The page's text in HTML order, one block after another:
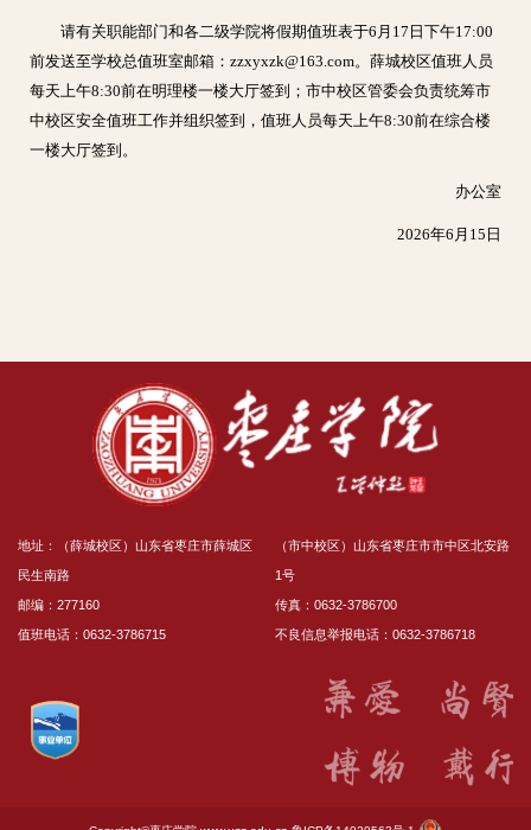
请有关职能部门和各二级学院将假期值班表于6月17日下午17:00
前发送至学校总值班室邮箱：zzxyxzk@163.com。薛城校区值班人员
每天上午8:30前在明理楼一楼大厅签到；市中校区管委会负责统筹市
中校区安全值班工作并组织签到，值班人员每天上午8:30前在综合楼
一楼大厅签到。
办公室
2026年6月15日
地址：（薛城校区）山东省枣庄市薛城区
民生南路
邮编：277160
值班电话：0632-3786715
（市中校区）山东省枣庄市市中区北安路
1号
传真：0632-3786700
不良信息举报电话：0632-3786718